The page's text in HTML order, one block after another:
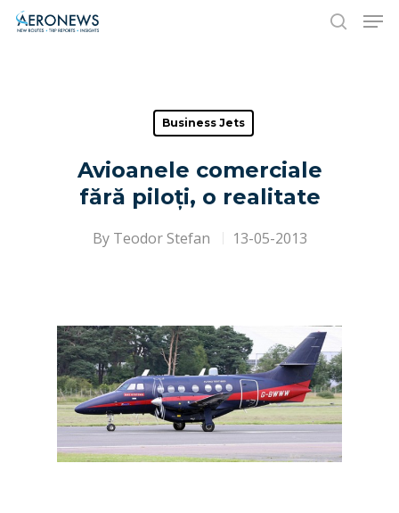
Hit enter to search or ESC to close
Business Jets
Avioanele comerciale
fără piloți, o realitate
By Teodor Stefan 13-05-2013